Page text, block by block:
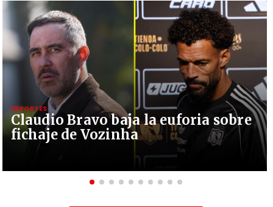
Claudio Bravo baja la euforia sobre
fichaje de Vozinha
DEPORTES